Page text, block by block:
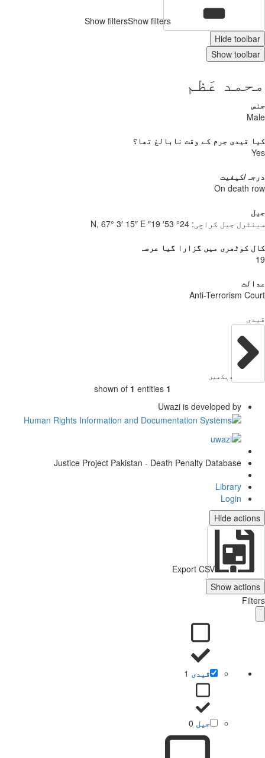
Show filtersShow filters
Hide
Show
عَظم
قیدی جرم کے وقت نابالغ تھا؟
کیفیت
On death
جیل کراچی:24° 53′ 19″ N, 67° 3′ 15″ E
کوٹھری میں گزارا گیا عرصہ
Anti-Terrorism
دیکھیں
shown of 1 entities
Uwazi is developed by
Justice Project Pakistan - Death Penalty Database
Library
Login
Hide
Export CSV
Show
قیدی 1
جیل 0